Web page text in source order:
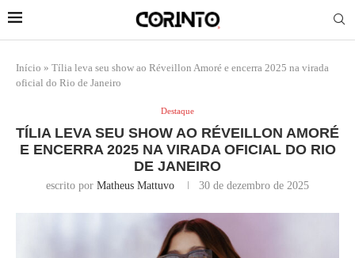
Início » Tília leva seu show ao Réveillon Amoré e encerra 2025 na virada
oficial do Rio de Janeiro
Destaque
TÍLIA LEVA SEU SHOW AO RÉVEILLON AMORÉ
E ENCERRA 2025 NA VIRADA OFICIAL DO RIO
DE JANEIRO
escrito por Matheus Mattuvo 30 de dezembro de 2025